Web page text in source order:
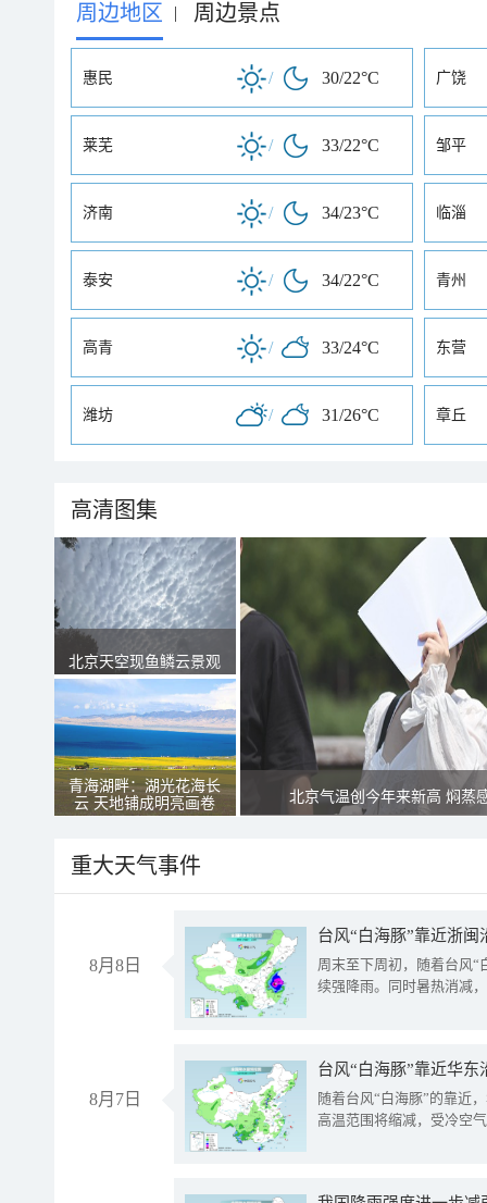
周边地区 | 周边景点
惠民 / 30/22°C 广饶
莱芜 / 33/22°C 邹平
济南 / 34/23°C 临淄
泰安 / 34/22°C 青州
高青 / 33/24°C 东营
潍坊 / 31/26°C 章丘
高清图集
北京天空现鱼鳞云景观
青海湖畔：湖光花海长
云 天地铺成明亮画卷
北京气温创今年来新高 焖蒸
重大天气事件
8月8日
台风“白海豚”靠近浙
周末至下周初，随着台风“
续强降雨。同时暑热消减
8月7日
台风“白海豚”靠近华
随着台风“白海豚”的靠近
高温范围将缩减，受冷空